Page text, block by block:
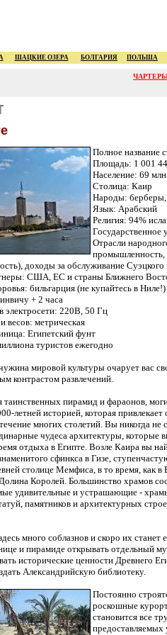
ШАЦКИЕ ОЗЕРА БОЛГАРИЯ ПОЛЬША
ЧАРТЕРЫ
Полное название
Площадь: 1 001
Население: 69
Столица: Каир
Народы:
Язык: Арабский
Религия: 94%
Государственное
Отрасли
промышленность,
доходы за обслуживание Суэцкого
США, ЕС и страны Ближнего
бильгарция (не купайтесь в Ниле!)
+ 2 часа
электросети: 220В, 50 Гц
весов: метрическая
Египетский фунт
туристов ежегодно
мировой культуры очарует вас
контрастом развлечений.
таинственных пирамид и фараонов,
летней историей, которая
многих столетий. Вы никогда не
чудеса архитектуры, которые
отдыха в Египте. Возле Каира вы
сфинкса в Гизе,
столице Мемфиса, в то время, как в
Королей. Большинство храмов
удивительные и устрашающие -
памятников и архитектурных
много соблазнов и скоро их
и пирамиде открывать отдельный
исторические ценности Древнего
Александрийскую библиотеку.
Постоянно
роскошные
становится все
предоставляемых